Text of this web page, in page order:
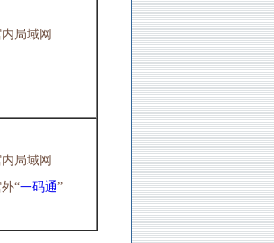
内局域网
内局域网
外“一码通”